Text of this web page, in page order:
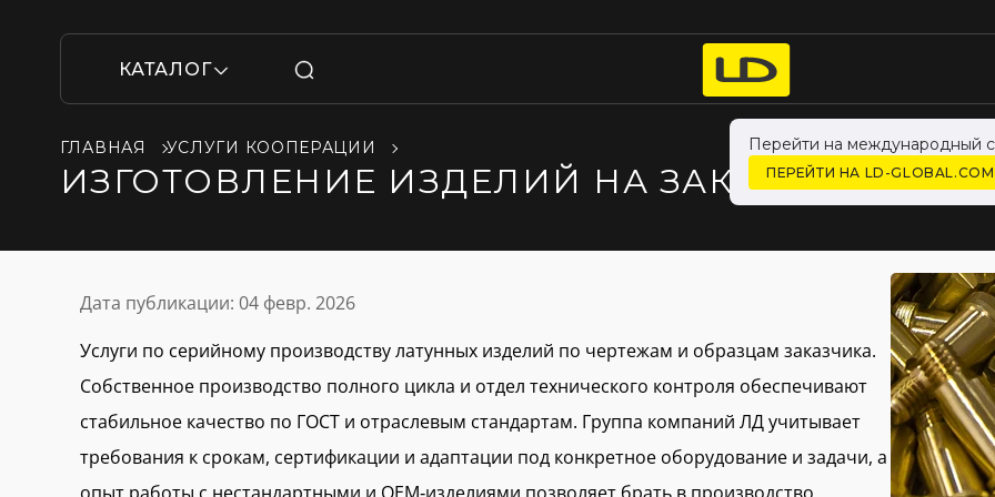
КАТАЛОГ
Перейти на международный
ПЕРЕЙТИ НА LD-GLOBAL.COM
ГЛАВНАЯ УСЛУГИ КООПЕРАЦИИ
ИЗГОТОВЛЕНИЕ ИЗДЕЛИЙ НА ЗАКАЗ ИЗ
Дата публикации: 04 февр. 2026
Услуги по серийному производству латунных изделий по чертежам и образцам заказчика.
Собственное производство полного цикла и отдел технического контроля обеспечивают
стабильное качество по ГОСТ и отраслевым стандартам. Группа компаний ЛД учитывает
требования к срокам, сертификации и адаптации под конкретное оборудование и задачи, а
опыт работы с нестандартными и OEM‑изделиями позволяет брать в производство